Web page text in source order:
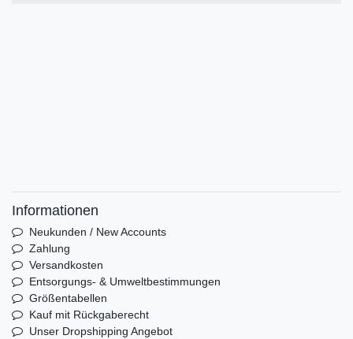
Informationen
Neukunden / New Accounts
Zahlung
Versandkosten
Entsorgungs- & Umweltbestimmungen
Größentabellen
Kauf mit Rückgaberecht
Unser Dropshipping Angebot